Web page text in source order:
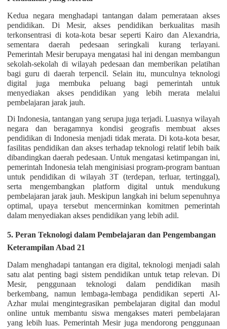
Kedua negara menghadapi tantangan dalam pemerataan akses
pendidikan. Di Mesir, akses pendidikan berkualitas masih
terkonsentrasi di kota-kota besar seperti Kairo dan Alexandria,
sementara daerah pedesaan seringkali kurang terlayani.
Pemerintah Mesir berupaya mengatasi hal ini dengan membangun
sekolah-sekolah di wilayah pedesaan dan memberikan pelatihan
bagi guru di daerah terpencil. Selain itu, munculnya teknologi
digital juga membuka peluang bagi pemerintah untuk
menyediakan akses pendidikan yang lebih merata melalui
pembelajaran jarak jauh.
Di Indonesia, tantangan yang serupa juga terjadi. Luasnya wilayah
negara dan beragamnya kondisi geografis membuat akses
pendidikan di Indonesia menjadi tidak merata. Di kota-kota besar,
fasilitas pendidikan dan akses terhadap teknologi relatif lebih baik
dibandingkan daerah pedesaan. Untuk mengatasi ketimpangan ini,
pemerintah Indonesia telah menginisiasi program-program bantuan
untuk pendidikan di wilayah 3T (terdepan, terluar, tertinggal),
serta mengembangkan platform digital untuk mendukung
pembelajaran jarak jauh. Meskipun langkah ini belum sepenuhnya
optimal, upaya tersebut mencerminkan komitmen pemerintah
dalam menyediakan akses pendidikan yang lebih adil.
5. Peran Teknologi dalam Pembelajaran dan Pengembangan
Keterampilan Abad 21
Dalam menghadapi tantangan era digital, teknologi menjadi salah
satu alat penting bagi sistem pendidikan untuk tetap relevan. Di
Mesir, penggunaan teknologi dalam pendidikan masih
berkembang, namun lembaga-lembaga pendidikan seperti Al-
Azhar mulai mengintegrasikan pembelajaran digital dan modul
online untuk membantu siswa mengakses materi pembelajaran
yang lebih luas. Pemerintah Mesir juga mendorong penggunaan